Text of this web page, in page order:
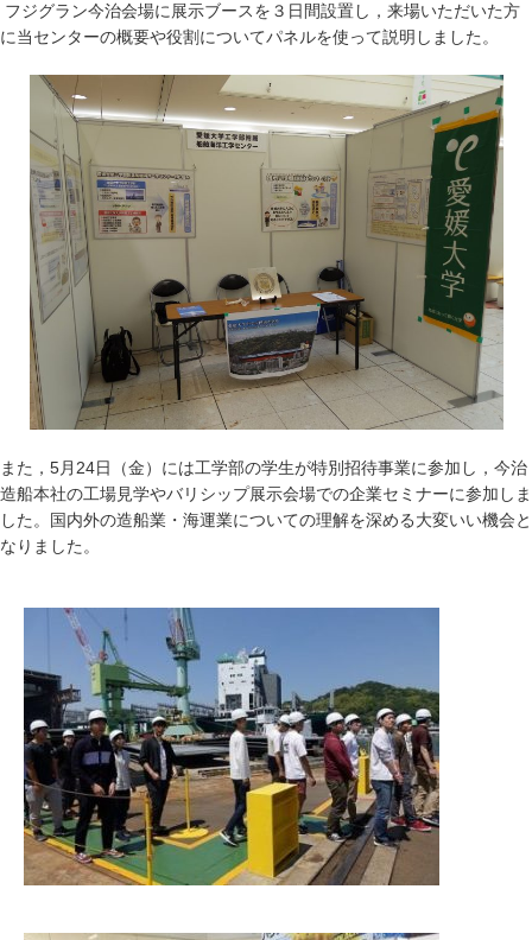
フジグラン今治会場に展示ブースを３日間設置し，来場いただいた方
に当センターの概要や役割についてパネルを使って説明しました。
また，5月24日（金）には工学部の学生が特別招待事業に参加し，今治
造船本社の工場見学やバリシップ展示会場での企業セミナーに参加しま
した。国内外の造船業・海運業についての理解を深める大変いい機会と
なりました。